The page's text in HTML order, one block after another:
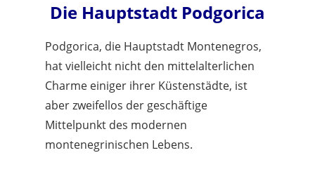
Die Hauptstadt Podgorica
Podgorica, die Hauptstadt Montenegros,
hat vielleicht nicht den mittelalterlichen
Charme einiger ihrer Küstenstädte, ist
aber zweifellos der geschäftige
Mittelpunkt des modernen
montenegrinischen Lebens.